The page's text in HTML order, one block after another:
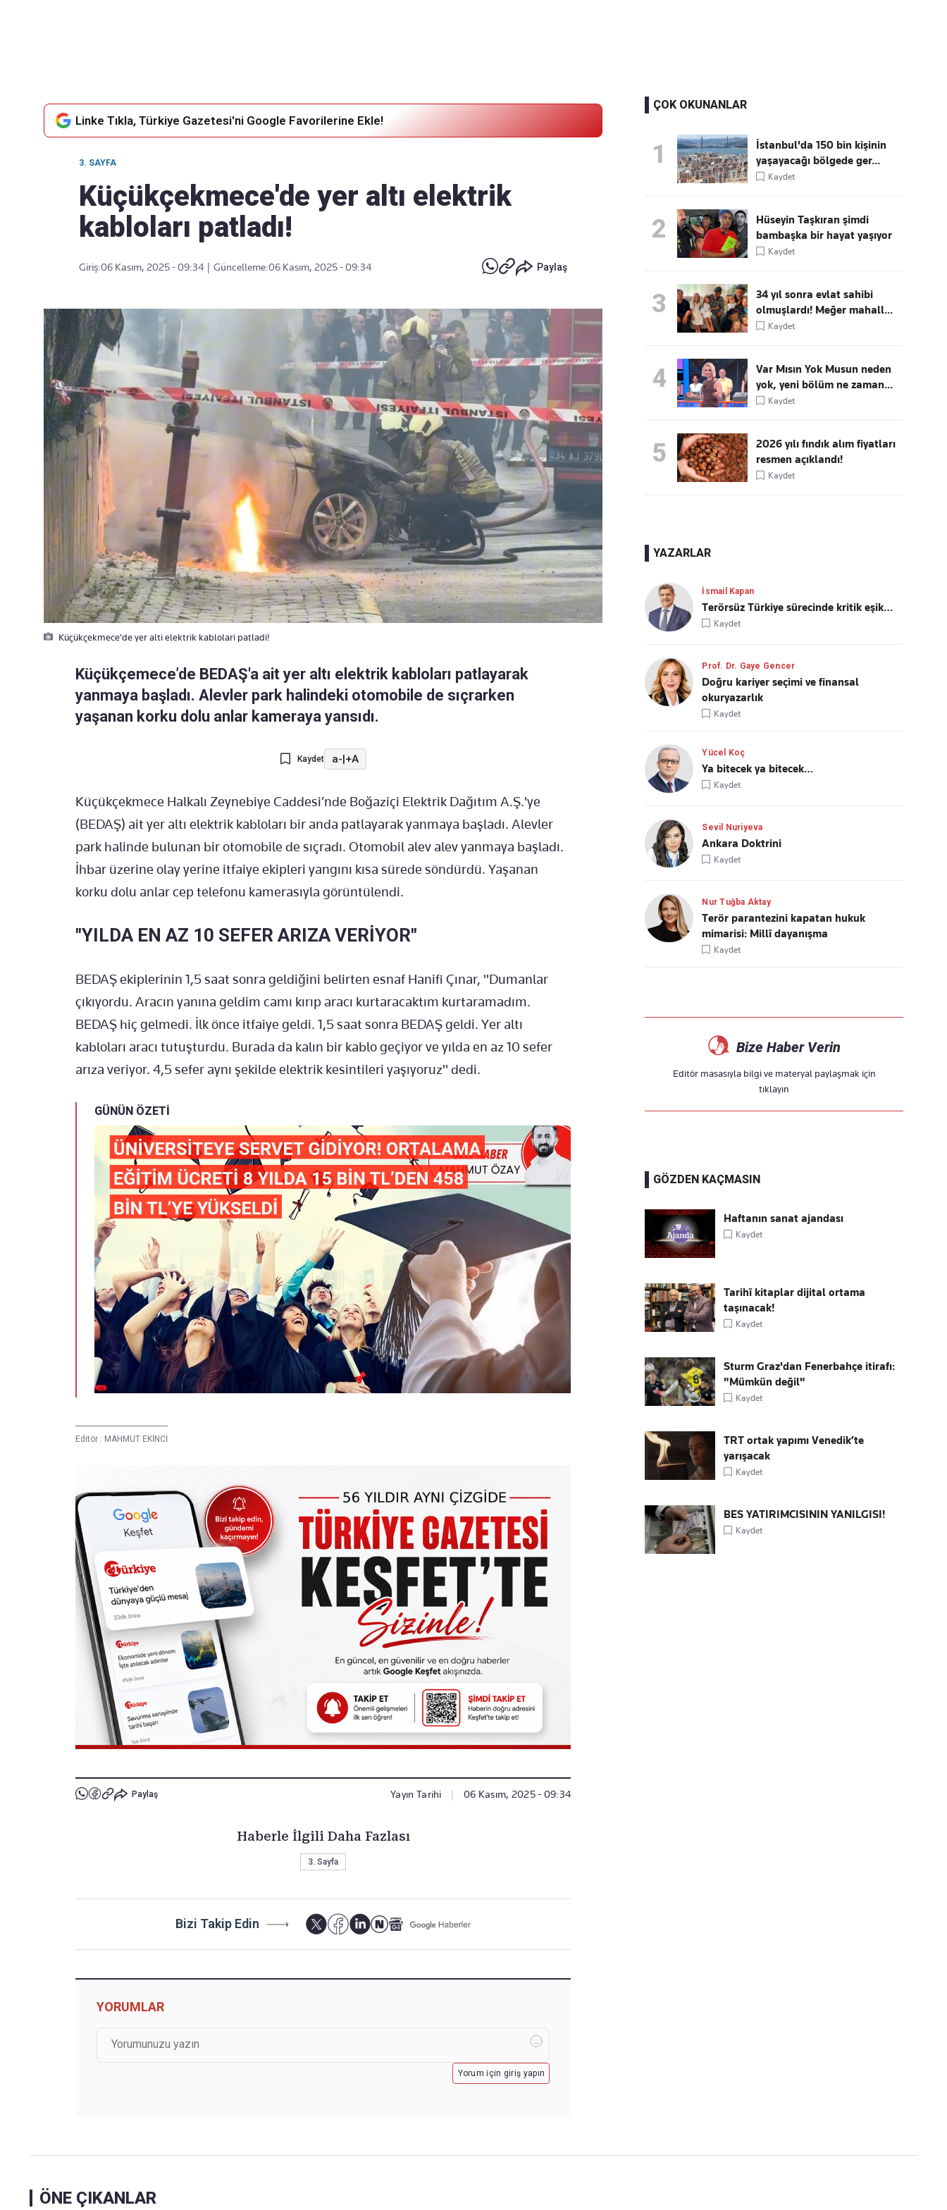
Linke Tıkla, Türkiye Gazetesi'ni Google Favorilerine Ekle!
3. SAYFA
Küçükçekmece'de yer altı elektrik
kabloları patladı!
Giriş:06 Kasım, 2025 - 09:34 Güncelleme:06 Kasım, 2025 - 09:34 Paylaş
Küçükçekmece'de yer alti elektrik kablolari patladi!
Küçükçemece’de BEDAŞ'a ait yer altı elektrik kabloları patlayarak
yanmaya başladı. Alevler park halindeki otomobile de sıçrarken
yaşanan korku dolu anlar kameraya yansıdı.
Kaydet a-|+A
Küçükçekmece Halkalı Zeynebiye Caddesi’nde Boğaziçi Elektrik Dağıtım A.Ş.'ye
(BEDAŞ) ait yer altı elektrik kabloları bir anda patlayarak yanmaya başladı. Alevler
park halinde bulunan bir otomobile de sıçradı. Otomobil alev alev yanmaya başladı.
İhbar üzerine olay yerine itfaiye ekipleri yangını kısa sürede söndürdü. Yaşanan
korku dolu anlar cep telefonu kamerasıyla görüntülendi.
"YILDA EN AZ 10 SEFER ARIZA VERİYOR"
BEDAŞ ekiplerinin 1,5 saat sonra geldiğini belirten esnaf Hanifi Çınar, "Dumanlar
çıkıyordu. Aracın yanına geldim camı kırıp aracı kurtaracaktım kurtaramadım.
BEDAŞ hiç gelmedi. İlk önce itfaiye geldi. 1,5 saat sonra BEDAŞ geldi. Yer altı
kabloları aracı tutuşturdu. Burada da kalın bir kablo geçiyor ve yılda en az 10 sefer
arıza veriyor. 4,5 sefer aynı şekilde elektrik kesintileri yaşıyoruz" dedi.
GÜNÜN ÖZETİ
Editör : MAHMUT EKİNCİ
Paylaş Yayın Tarihi 06 Kasım, 2025 - 09:34
Haberle İlgili Daha Fazlası
3. Sayfa
Bizi Takip Edin
YORUMLAR
Yorum için giriş yapın
ÇOK OKUNANLAR
1
İstanbul'da 150 bin kişinin
yaşayacağı bölgede ger...
Kaydet
2
Hüseyin Taşkıran şimdi
bambaşka bir hayat yaşıyor
Kaydet
3
34 yıl sonra evlat sahibi
olmuşlardı! Meğer mahall...
Kaydet
4
Var Mısın Yok Musun neden
yok, yeni bölüm ne zaman...
Kaydet
5
2026 yılı fındık alım fiyatları
resmen açıklandı!
Kaydet
YAZARLAR
İsmail Kapan
Terörsüz Türkiye sürecinde kritik eşik…
Kaydet
Prof. Dr. Gaye Gencer
Doğru kariyer seçimi ve finansal
okuryazarlık
Kaydet
Yücel Koç
Ya bitecek ya bitecek…
Kaydet
Sevil Nuriyeva
Ankara Doktrini
Kaydet
Nur Tuğba Aktay
Terör parantezini kapatan hukuk
mimarisi: Millî dayanışma
Kaydet
Bize Haber Verin
Editör masasıyla bilgi ve materyal paylaşmak için
tıklayın
GÖZDEN KAÇMASIN
Haftanın sanat ajandası
Kaydet
Tarihî kitaplar dijital ortama
taşınacak!
Kaydet
Sturm Graz'dan Fenerbahçe itirafı:
"Mümkün değil"
Kaydet
TRT ortak yapımı Venedik’te
yarışacak
Kaydet
BES YATIRIMCISININ YANILGISI!
Kaydet
ÖNE ÇIKANLAR